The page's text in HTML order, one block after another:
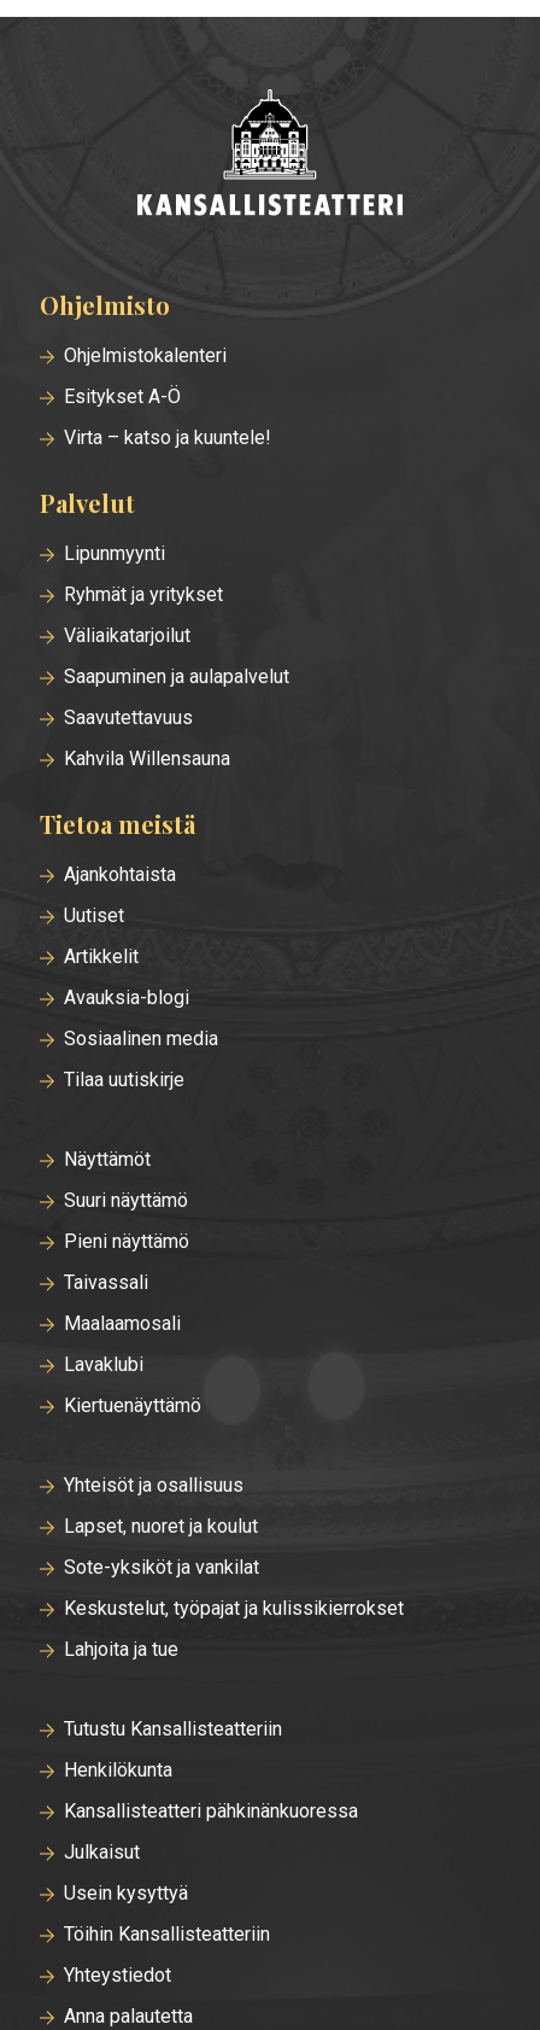
Alatunnisteen
valikko
Ohjelmisto
Ohjelmistokalenteri
Esitykset A-Ö
Virta – katso ja kuuntele!
Palvelut
Lipunmyynti
Ryhmät ja yritykset
Väliaikatarjoilut
Saapuminen ja aulapalvelut
Saavutettavuus
Kahvila Willensauna
Tietoa meistä
Ajankohtaista
Uutiset
Artikkelit
Avauksia-blogi
Sosiaalinen media
Tilaa uutiskirje
Näyttämöt
Suuri näyttämö
Pieni näyttämö
Taivassali
Maalaamosali
Lavaklubi
Kiertuenäyttämö
Yhteisöt ja osallisuus
Lapset, nuoret ja koulut
Sote-yksiköt ja vankilat
Keskustelut, työpajat ja kulissikierrokset
Lahjoita ja tue
Tutustu Kansallisteatteriin
Henkilökunta
Kansallisteatteri pähkinänkuoressa
Julkaisut
Usein kysyttyä
Töihin Kansallisteatteriin
Yhteystiedot
Anna palautetta